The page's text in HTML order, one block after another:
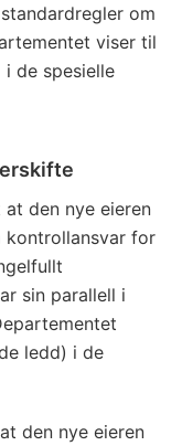
om
viser til
de spesielle
den nye eieren
for
sin parallell i
ledd) i de
den nye eieren